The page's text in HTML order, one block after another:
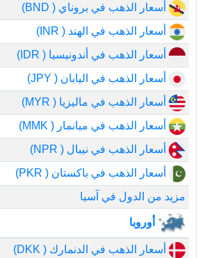
أسعار الذهب في بروناي ( BND)
أسعار الذهب في الهند ( INR)
أسعار الذهب في أندونيسيا ( IDR)
أسعار الذهب في اليابان ( JPY)
أسعار الذهب في ماليزيا ( MYR)
أسعار الذهب في ميانمار ( MMK)
أسعار الذهب في نيبال ( NPR)
أسعار الذهب في باكستان ( PKR)
مزيد من الدول في آسيا
أوروبا
أسعار الذهب في الدنمارك ( DKK)